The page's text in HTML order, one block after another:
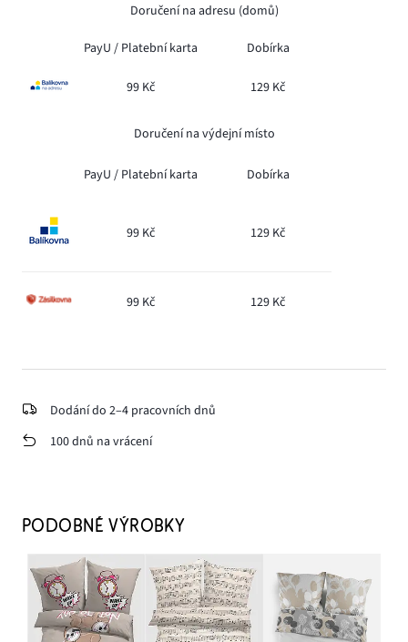
Doručení na adresu (domů)
PayU / Platební karta Dobírka
99 Kč 129 Kč
Doručení na výdejní místo
PayU / Platební karta Dobírka
99 Kč 129 Kč
99 Kč 129 Kč
Dodání do 2–4 pracovních dnů
100 dnů na vrácení
PODOBNÉ VÝROBKY